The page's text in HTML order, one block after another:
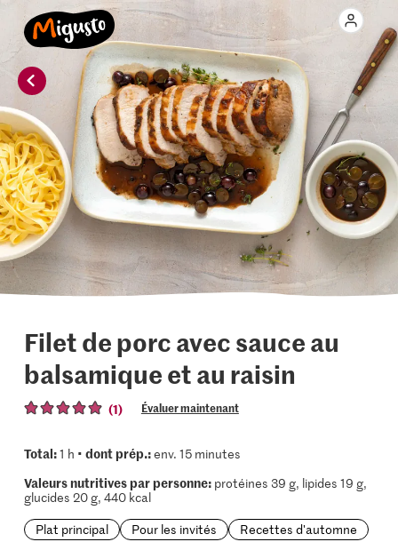
Filet de porc avec sauce au
balsamique et au raisin
(1) Évaluer maintenant
Total:1 h • dont prép.:env. 15 minutes
Valeurs nutritives par personne:protéines 39 g, lipides 19 g,
glucides 20 g, 440 kcal
Plat principal
Pour les invités Recettes d'automne